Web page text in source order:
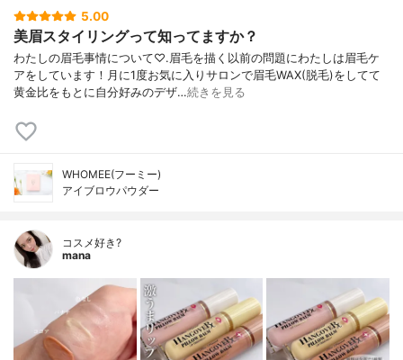
5.00
美眉スタイリングって知ってますか？
わたしの眉毛事情について♡.眉毛を描く以前の問題にわたしは眉毛ケ
アをしています！月に1度お気に入りサロンで眉毛WAX(脱毛)をしてて
黄金比をもとに自分好みのデザ…続きを見る
WHOMEE(フーミー)
アイブロウパウダー
コスメ好き?
mana